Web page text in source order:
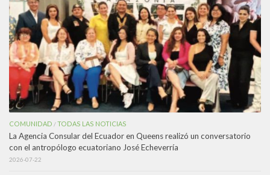
COMUNIDAD /TODAS LAS NOTICIAS
La Agencia Consular del Ecuador en Queens realizó un conversatorio
con el antropólogo ecuatoriano José Echeverría
2026-07-22